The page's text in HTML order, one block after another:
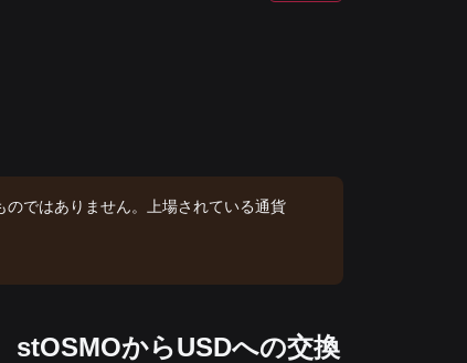
ではありません。上場されている通貨
stOSMOからUSDへの交換